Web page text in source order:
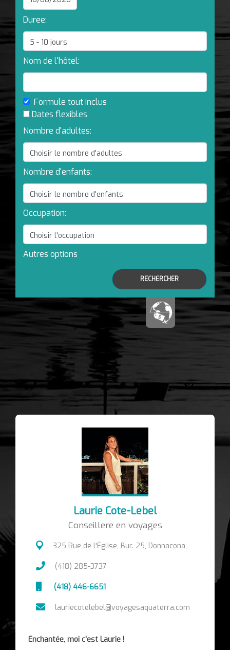
Duree:
Nom de l'hôtel:
Formule tout inclus
Dates flexibles
Nombre d'adultes:
Nombre d'enfants:
Occupation:
Autres options
RECHERCHER
Laurie Cote-Lebel
Conseillere en voyages
325 Rue de l'Église, Bur. 25, Donnacona,
(418) 285-3737
(418) 446-6651
lauriecotelebel@voyagesaquaterra.com
Enchantée, moi c'est Laurie !